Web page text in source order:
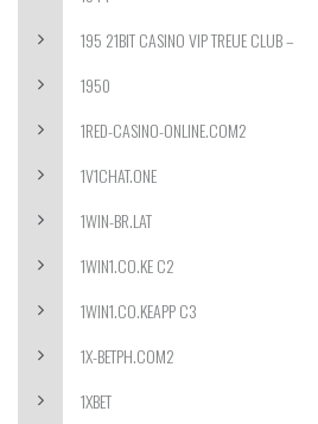
195 21BIT CASINO VIP TREUE CLUB –
1950
1RED-CASINO-ONLINE.COM2
1V1CHAT.ONE
1WIN-BR.LAT
1WIN1.CO.KE C2
1WIN1.CO.KEAPP C3
1X-BETPH.COM2
1XBET